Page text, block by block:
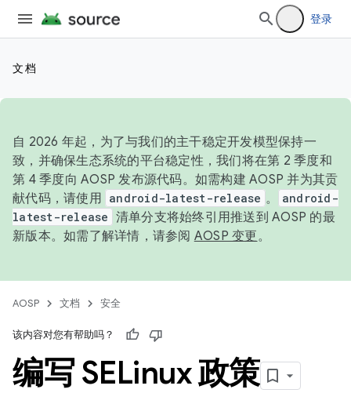
登录
文档
自 2026 年起，为了与我们的主干稳定开发模型保持一
致，并确保生态系统的平台稳定性，我们将在第 2 季度和
第 4 季度向 AOSP 发布源代码。如需构建 AOSP 并为其贡
献代码，请使用 android-latest-release 。
android-
latest-release 清单分支将始终引用推送到 AOSP 的最
新版本。如需了解详情，请参阅 AOSP 变更。
AOSP 文档 安全
该内容对您有帮助吗？
编写 SELinux 政策